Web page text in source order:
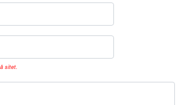
sitet.